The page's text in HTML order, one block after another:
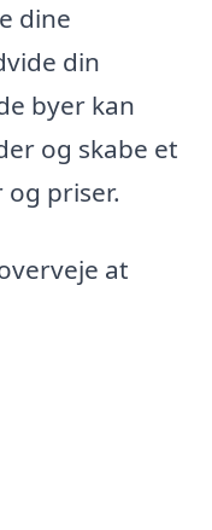
dine
din
byer kan
og skabe et
priser.
at